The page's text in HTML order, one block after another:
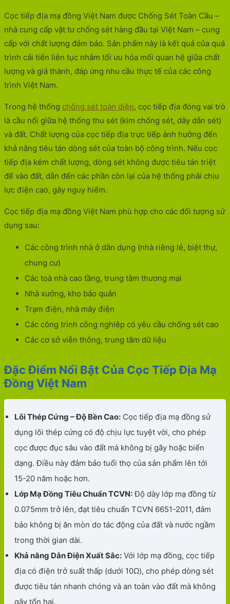
Cọc tiếp địa mạ đồng Việt Nam được Chống Sét Toàn Cầu –
nhà cung cấp vật tư chống sét hàng đầu tại Việt Nam – cung
cấp với chất lượng đảm bảo. Sản phẩm này là kết quả của quá
trình cải tiến liên tục nhằm tối ưu hóa mối quan hệ giữa chất
lượng và giá thành, đáp ứng nhu cầu thực tế của các công
trình Việt Nam.
Trong hệ thống chống sét toàn diện, cọc tiếp địa đóng vai trò
là cầu nối giữa hệ thống thu sét (kim chống sét, dây dẫn sét)
và đất. Chất lượng của cọc tiếp địa trực tiếp ảnh hưởng đến
khả năng tiêu tán dòng sét của toàn bộ công trình. Nếu cọc
tiếp địa kém chất lượng, dòng sét không được tiêu tán triệt
để vào đất, dẫn đến các phần còn lại của hệ thống phải chịu
lực điện cao, gây nguy hiểm.
Cọc tiếp địa mạ đồng Việt Nam phù hợp cho các đối tượng sử
dụng sau:
Các công trình nhà ở dân dụng (nhà riêng lẻ, biệt thự,
chung cư)
Các toà nhà cao tầng, trung tâm thương mại
Nhà xưởng, kho bảo quản
Trạm điện, nhà máy điện
Các công trình công nghiệp có yêu cầu chống sét cao
Các cơ sở viễn thông, trung tâm dữ liệu
Đặc Điểm Nổi Bật Của Cọc Tiếp Địa Mạ
Đồng Việt Nam
Lõi Thép Cứng – Độ Bền Cao: Cọc tiếp địa mạ đồng sử
dụng lõi thép cứng có độ chịu lực tuyệt vời, cho phép
cọc được đục sâu vào đất mà không bị gãy hoặc biến
dạng. Điều này đảm bảo tuổi thọ của sản phẩm lên tới
15-20 năm hoặc hơn.
Lớp Mạ Đồng Tiêu Chuẩn TCVN:Độ dày lớp mạ đồng từ
0.075mm trở lên, đạt tiêu chuẩn TCVN 6651-2011, đảm
bảo không bị ăn mòn do tác động của đất và nước ngầm
trong thời gian dài.
Khả năng Dẫn Điện Xuất Sắc: Với lớp mạ đồng, cọc tiếp
địa có điện trở suất thấp (dưới 10Ω), cho phép dòng sét
được tiêu tán nhanh chóng và an toàn vào đất mà không
gây tổn hại.